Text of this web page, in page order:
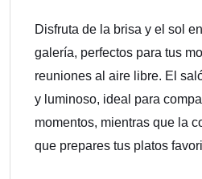
Disfruta de la brisa y el sol
galería, perfectos para tus
reuniones al aire libre. El
y luminoso, ideal para
momentos, mientras que la
que prepares tus platos